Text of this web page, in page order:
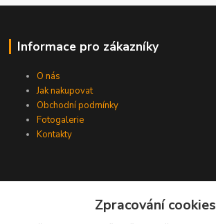
Informace pro zákazníky
O nás
Jak nakupovat
Obchodní podmínky
Fotogalerie
Kontakty
Zpracování cookies